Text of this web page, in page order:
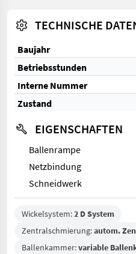
TECHNISCHE
Baujahr
Betriebsstunden
Interne Nummer
Zustand
EIGENSCHAFTEN
Ballenrampe
Netzbindung
Schneidwerk
Wickelsystem:2 D System
Zentralschmierung:autom.
Ballenkammer:variable